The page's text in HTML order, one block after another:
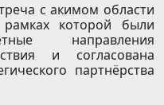
с акимом области
которой были
направления
и согласована
партнёрства